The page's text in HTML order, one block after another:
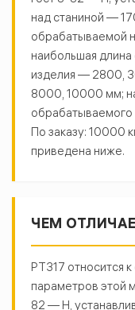
над станиной —
обрабатываемой
наибольшая
изделия — 2800,
8000, 10000 мм;
обрабатываемого
По заказу: 10000
приведена ниже.
ЧЕМ
РТ317 относится
параметров этой
82 — Н,